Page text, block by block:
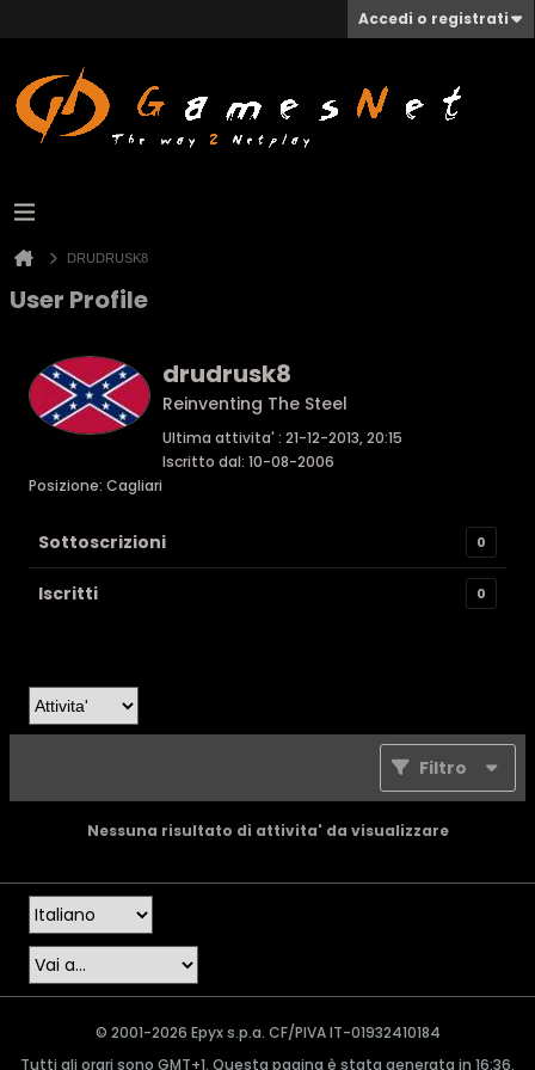
Accedi o registrati
DRUDRUSK8
User Profile
drudrusk8
Reinventing The Steel
Ultima attivita' : 21-12-2013, 20:15
Iscritto dal: 10-08-2006
Posizione: Cagliari
Sottoscrizioni 0
Iscritti 0
Filtro
Nessuna risultato di attivita' da visualizzare
© 2001-2026 Epyx s.p.a. CF/PIVA IT-01932410184
Tutti gli orari sono GMT+1. Questa pagina è stata generata in 16:36.